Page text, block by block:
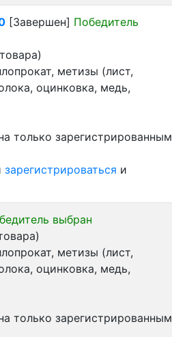
[Завершен] Победитель
метизы (лист,
оцинковка, медь,
только зарегистрированным
зарегистрироваться и
выбран
метизы (лист,
оцинковка, медь,
только зарегистрированным